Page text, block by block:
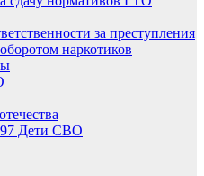
за преступления
наркотиков
Дети СВО